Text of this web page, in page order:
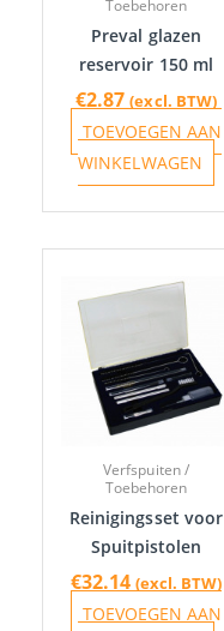
Toebehoren
Preval glazen
reservoir 150 ml
€2.87 (excl. BTW)
TOEVOEGEN AAN
WINKELWAGEN
Verfspuiten /
Toebehoren
Reinigingsset voor
Spuitpistolen
€32.14 (excl. BTW)
TOEVOEGEN AAN